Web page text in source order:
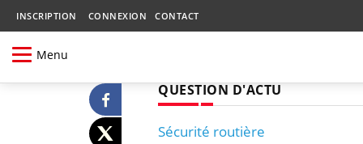
INSCRIPTION CONNEXION CONTACT
Menu
QUESTION D'ACTU
Sécurité routière